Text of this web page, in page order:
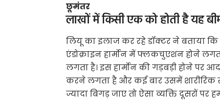
छूमंतर
लाखों में किसी एक को होती है यह
लियू का इलाज कर रहे डॉक्टर ने बताया कि
एंडोक्राइन हार्मोन में फ्लकचुएशन होने
लगता है। इस हार्मोन की गड़बड़ी होने पर
करने लगता है और कई बार उसमें शारीरिक
ज्यादा बिगड़ जाए तो ऐसा व्यक्ति दूसरों पर